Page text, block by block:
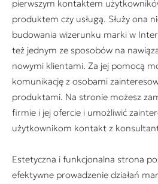
pierwszym kontaktem
produktem czy usługą. Służy ona
budowania wizerunku marki w
też jednym ze sposobów na
nowymi klientami. Za jej pomocą
komunikację z osobami
produktami. Na stronie możesz
firmie i jej ofercie i umożliwić
użytkownikom kontakt z
Estetyczna i funkcjonalna strona
efektywne prowadzenie działań